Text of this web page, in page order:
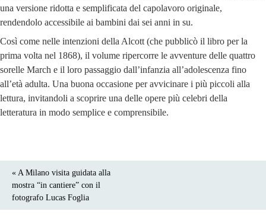
una versione ridotta e semplificata del capolavoro originale,
rendendolo accessibile ai bambini dai sei anni in su.
Così come nelle intenzioni della Alcott (che pubblicò il libro per la
prima volta nel 1868), il volume ripercorre le avventure delle quattro
sorelle March e il loro passaggio dall’infanzia all’adolescenza fino
all’età adulta. Una buona occasione per avvicinare i più piccoli alla
lettura, invitandoli a scoprire una delle opere più celebri della
letteratura in modo semplice e comprensibile.
« A Milano visita guidata alla
mostra “in cantiere” con il
fotografo Lucas Foglia